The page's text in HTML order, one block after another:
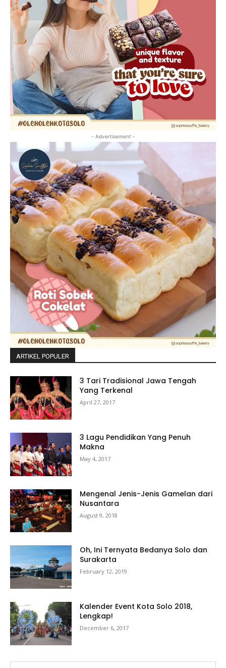
- Advertisement -
ARTIKEL POPULER
3 Tari Tradisional Jawa Tengah
Yang Terkenal
April 27, 2017
3 Lagu Pendidikan Yang Penuh
Makna
May 4, 2017
Mengenal Jenis-Jenis Gamelan dari
Nusantara
August 9, 2018
Oh, Ini Ternyata Bedanya Solo dan
Surakarta
February 12, 2019
Kalender Event Kota Solo 2018,
Lengkap!
December 6, 2017